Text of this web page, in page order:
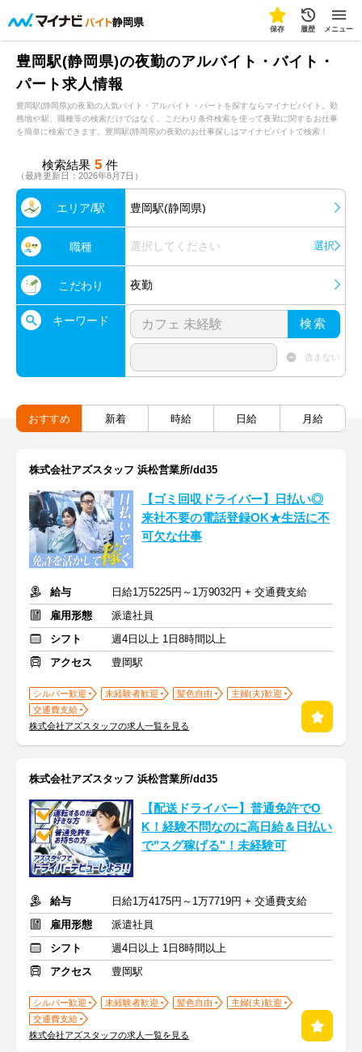
静岡県
保存 履歴 メニュー
豊岡駅(静岡県)の夜勤のアルバイト・バイト・
パート求人情報
豊岡駅(静岡県)の夜勤の人気バイト・アルバイト・パートを探すならマイナビバイト。勤
務地や駅、職種等の検索だけではなく、こだわり条件検索を使って夜勤に関するお仕事
を簡単に検索できます。豊岡駅(静岡県)の夜勤のお仕事探しはマイナビバイトで検索！
検索結果 5 件
（最終更新日：2026年8月7日）
エリア/駅 豊岡駅(静岡県)
職種 選択してください 選択
こだわり 夜勤
キーワード 検索
含まない
おすすめ 新着 時給 日給 月給
株式会社アズスタッフ 浜松営業所/dd35
【ゴミ回収ドライバー】日払い◎
来社不要の電話登録OK★生活に不
可欠な仕事
給与
日給1万5225円～1万9032円 + 交通費支給
雇用形態
派遣社員
シフト
週4日以上 1日8時間以上
アクセス
豊岡駅
シルバー歓迎 未経験者歓迎 髪色自由
主婦(夫)歓迎
交通費支給
株式会社アズスタッフの求人一覧を見る
株式会社アズスタッフ 浜松営業所/dd35
【配送ドライバー】普通免許でO
K！経験不問なのに高日給＆日払い
で"スグ稼げる"！未経験可
給与
日給1万4175円～1万7719円 + 交通費支給
雇用形態
派遣社員
シフト
週4日以上 1日8時間以上
アクセス
豊岡駅
シルバー歓迎 未経験者歓迎 髪色自由
主婦(夫)歓迎
交通費支給
株式会社アズスタッフの求人一覧を見る